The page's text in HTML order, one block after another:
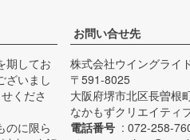
期してお
ざいまし
くださ
のに限ら
お問い合せ先
株式会社ウイングライ
591-8025
大阪府堺市北区長曽根
なかもずクリエイティ
電話番号
072-258-